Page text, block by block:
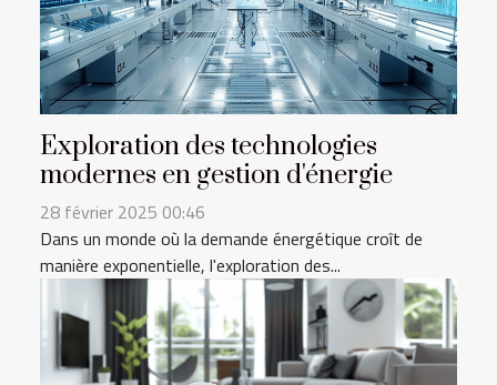
Exploration des technologies
modernes en gestion d'énergie
28 février 2025 00:46
Dans un monde où la demande énergétique croît de
manière exponentielle, l'exploration des...